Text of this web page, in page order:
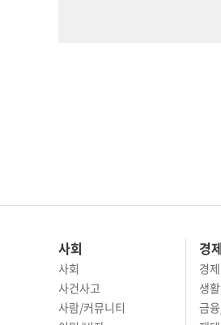
사회
사회
경
경제